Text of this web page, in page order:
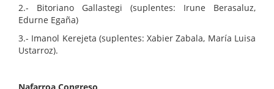
2.- Bitoriano Gallastegi (suplentes: Irune Berasaluz,
Edurne Egaña)
3.- Imanol Kerejeta (suplentes: Xabier Zabala, María Luisa
Ustarroz).